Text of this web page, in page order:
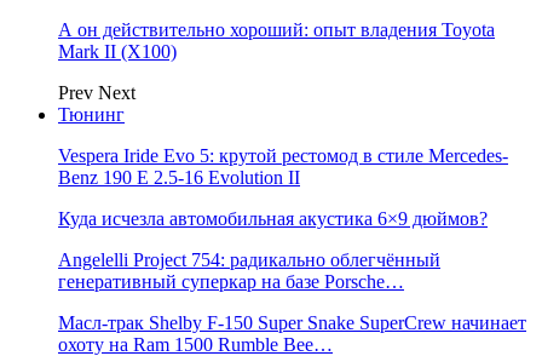
А он действительно хороший: опыт владения Toyota
Mark II (Х100)
Prev Next
Тюнинг
Vespera Iride Evo 5: крутой рестомод в стиле Mercedes-
Benz 190 E 2.5-16 Evolution II
Куда исчезла автомобильная акустика 6×9 дюймов?
Angelelli Project 754: радикально облегчённый
генеративный суперкар на базе Porsche…
Масл-трак Shelby F-150 Super Snake SuperCrew начинает
охоту на Ram 1500 Rumble Bee…